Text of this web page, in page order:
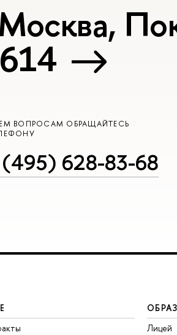
ВОПРОСАМ ОБРАЩАЙТЕСЬ
628-83-68
Лицей